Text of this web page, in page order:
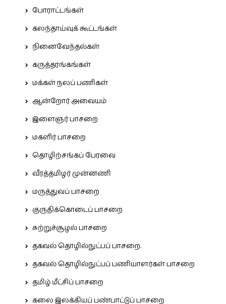
போராட்டங்கள்
கலந்தாய்வுக் கூட்டங்கள்
நினைவேந்தல்கள்
கருத்தரங்கங்கள்
மக்கள் நலப் பணிகள்
ஆன்றோர் அவையம்
இளைஞர் பாசறை
மகளிர் பாசறை
தொழிற்சங்கப் பேரவை
வீரத்தமிழர் முன்னணி
மருத்துவப் பாசறை
குருதிக்கொடைப் பாசறை
சுற்றுச்சூழல் பாசறை
தகவல் தொழில்நுட்பப் பாசறை.
தகவல் தொழில்நுட்பப் பணியாளர்கள் பாசறை
தமிழ் மீட்சிப் பாசறை
கலை இலக்கியப் பண்பாட்டுப் பாசறை